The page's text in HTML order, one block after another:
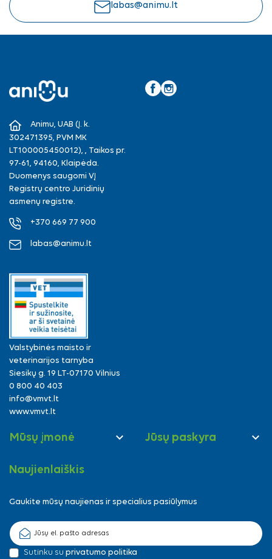
labas@animu.lt
Animu, UAB (Į. k.
302471395, PVM MK
LT100005450012), , Taikos pr.
97-61, 94160, Klaipėda.
Duomenys saugomi VĮ
Registrų centro Juridinių
asmenų registre.
+370 669 77 900
labas@animu.lt
Valstybinės maisto ir
veterinarijos tarnyba
Siesikų g. 19 LT-07170 Vilnius
0 800 40 403
info@vmvt.lt
www.vmvt.lt
Mūsų įmonė  Jūsų paskyra 
Naujienlaiškis
Gaukite mūsų naujienas ir specialius pasiūlymus
Sutinku su privatumo politika